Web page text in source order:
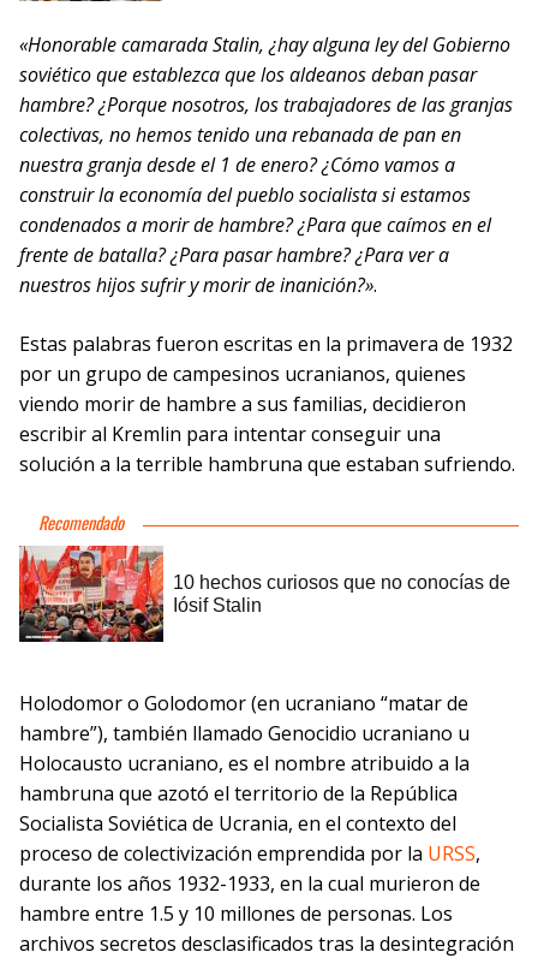
«Honorable camarada Stalin, ¿hay alguna ley del Gobierno
soviético que establezca que los aldeanos deban pasar
hambre? ¿Porque nosotros, los trabajadores de las granjas
colectivas, no hemos tenido una rebanada de pan en
nuestra granja desde el 1 de enero? ¿Cómo vamos a
construir la economía del pueblo socialista si estamos
condenados a morir de hambre? ¿Para que caímos en el
frente de batalla? ¿Para pasar hambre? ¿Para ver a
nuestros hijos sufrir y morir de inanición?».
Estas palabras fueron escritas en la primavera de 1932
por un grupo de campesinos ucranianos, quienes
viendo morir de hambre a sus familias, decidieron
escribir al Kremlin para intentar conseguir una
solución a la terrible hambruna que estaban sufriendo.
Holodomor o Golodomor (en ucraniano “matar de
hambre”), también llamado Genocidio ucraniano u
Holocausto ucraniano, es el nombre atribuido a la
hambruna que azotó el territorio de la República
Socialista Soviética de Ucrania, en el contexto del
proceso de colectivización emprendida por la URSS,
durante los años 1932-1933, en la cual murieron de
hambre entre 1.5 y 10 millones de personas. Los
archivos secretos desclasificados tras la desintegración